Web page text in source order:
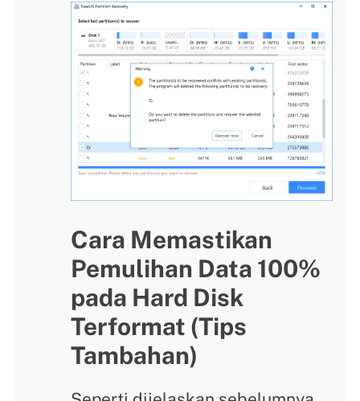
Cara Memastikan
Pemulihan Data 100%
pada Hard Disk
Terformat (Tips
Tambahan)